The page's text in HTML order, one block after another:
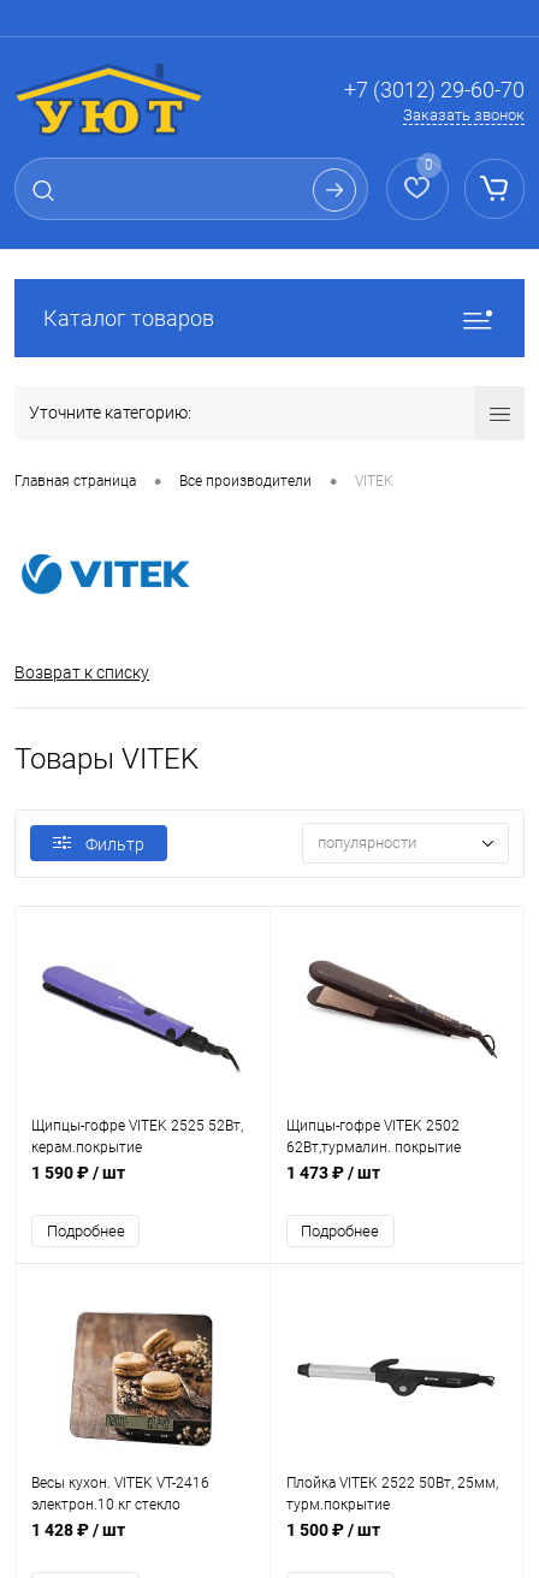
+7 (3012) 29-60-70
Заказать звонок
0
Каталог товаров
Уточните категорию:
Главная страница • Все производители • VITEK
Возврат к списку
Товары VITEK
Фильтр популярности
Щипцы-гофре VITEK 2525 52Вт,
керам.покрытие
1 590 ₽/ шт
Подробнее
Щипцы-гофре VITEK 2502
62Вт,турмалин. покрытие
1 473 ₽/ шт
Подробнее
Весы кухон. VITEK VT-2416
электрон.10 кг стекло
1 428 ₽/ шт
Плойка VITEK 2522 50Вт, 25мм,
турм.покрытие
1 500 ₽/ шт